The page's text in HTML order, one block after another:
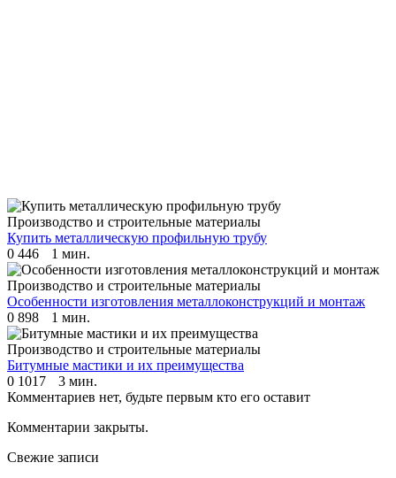
Производство и строительные материалы
Купить металлическую профильную трубу
0 446 1 мин.
Производство и строительные материалы
Особенности изготовления металлоконструкций и монтаж
0 898 1 мин.
Производство и строительные материалы
Битумные мастики и их преимущества
0 1017
3 мин.
Комментариев нет, будьте первым кто его оставит
Комментарии закрыты.
Свежие записи